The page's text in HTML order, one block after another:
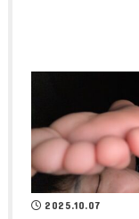
2025.10.07